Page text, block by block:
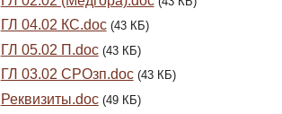
ГЛ 04.02 КС.doc (43 КБ)
ГЛ 05.02 П.doc (43 КБ)
ГЛ 03.02 СРОзп.doc (43 КБ)
Реквизиты.doc (49 КБ)